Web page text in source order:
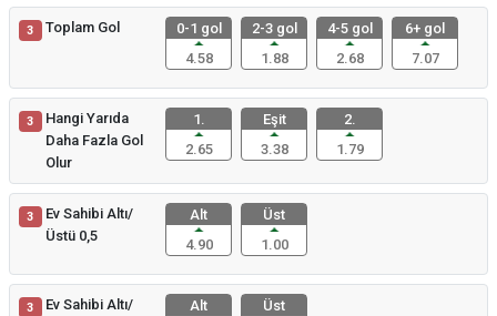
3 Toplam Gol
0-1 gol
4.58
2-3 gol
1.88
4-5 gol
2.68
6+ gol
7.07
3
Hangi Yarıda
Daha Fazla Gol
Olur
1.
2.65
Eşit
3.38
2.
1.79
3
Ev Sahibi Altı/
Üstü 0,5
Alt
4.90
Üst
1.00
3
Ev Sahibi Altı/
Alt
Üst